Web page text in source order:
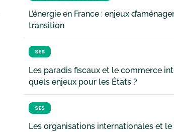
L’énergie en France : enjeux
transition
SES
Les paradis fiscaux et le commerce
quels enjeux pour les États ?
SES
Les organisations internationales et